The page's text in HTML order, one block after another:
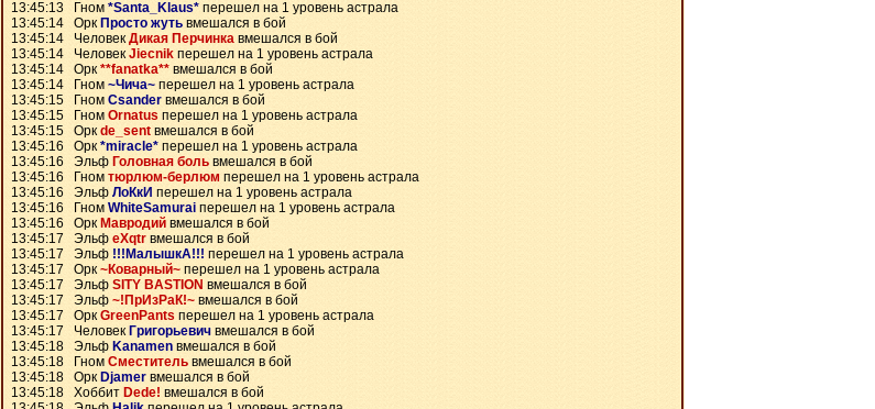
13:45:13 Гном *Santa_Klaus* перешел на 1 уровень астрала
13:45:14 Орк Просто жуть вмешался в бой
13:45:14 ЧеловекДикая Перчинка вмешался в бой
13:45:14 ЧеловекJiecnik перешел на 1 уровень астрала
13:45:14 Орк**fanatka** вмешался в бой
13:45:14 Гном ~Чича~ перешел на 1 уровень астрала
13:45:15 Гном Csander вмешался в бой
13:45:15 Гном Ornatus перешел на 1 уровень астрала
13:45:15 Оркde_sent вмешался в бой
13:45:16 Орк*miracle* перешел на 1 уровень астрала
13:45:16 Эльф Головная боль вмешался в бой
13:45:16 Гном тюрлюм-берлюм перешел на 1 уровень астрала
13:45:16 Эльф ЛоКкИ перешел на 1 уровень астрала
13:45:16 Гном WhiteSamurai перешел на 1 уровень астрала
13:45:16 Орк Мавродий вмешался в бой
13:45:17 Эльф eXqtr вмешался в бой
13:45:17 Эльф !!!МалышкА!!! перешел на 1 уровень астрала
13:45:17 Орк~Коварный~ перешел на 1 уровень астрала
13:45:17 Эльф SITY BASTION вмешался в бой
13:45:17 Эльф ~!ПрИзРаК!~ вмешался в бой
13:45:17 ОркGreenPants перешел на 1 уровень астрала
13:45:17 Человек Григорьевич вмешался в бой
13:45:18 Эльф Kanamen вмешался в бой
13:45:18 Гном Сместитель вмешался в бой
13:45:18 Орк Djamer вмешался в бой
13:45:18 Хоббит Dede! вмешался в бой